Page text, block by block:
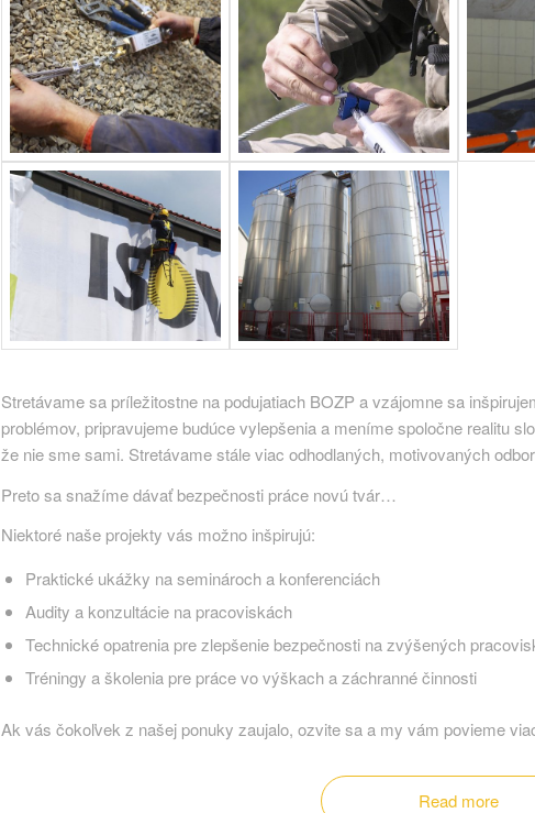
Stretávame sa príležitostne na podujatiach BOZP a vzájomne sa
problémov, pripravujeme budúce vylepšenia a meníme spoločne realitu
že nie sme sami. Stretávame stále viac odhodlaných, motivovaných
Preto sa snažíme dávať bezpečnosti práce novú tvár…
Niektoré naše projekty vás možno inšpirujú:
Praktické ukážky na seminároch a konferenciách
Audity a konzultácie na pracoviskách
Technické opatrenia pre zlepšenie bezpečnosti na zvýšených
Tréningy a školenia pre práce vo výškach a záchranné činnosti
Ak vás čokoľvek z našej ponuky zaujalo, ozvite sa a my vám povieme
Read more